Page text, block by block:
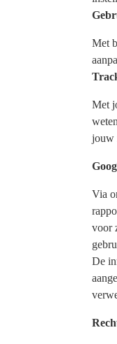
Met
Met
jouw
Via
voor
De